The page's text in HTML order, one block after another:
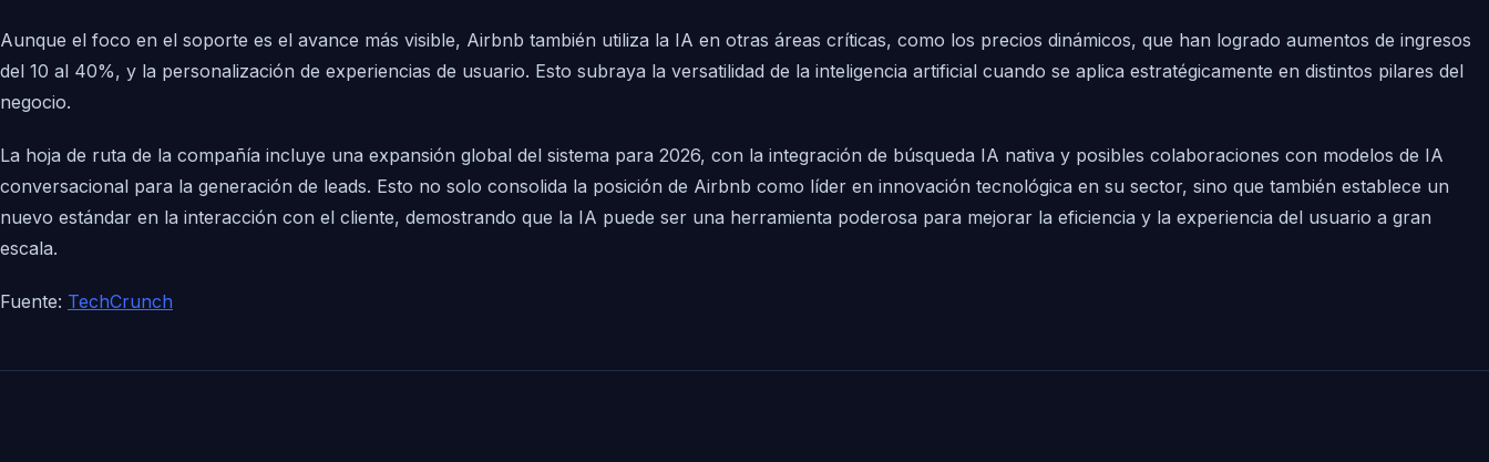
Aunque el foco en el soporte es el avance más visible, Airbnb también utiliza la IA en otras áreas críticas, como los precios dinámicos, que han logrado aumentos de ingresos
del 10 al 40%, y la personalización de experiencias de usuario. Esto subraya la versatilidad de la inteligencia artificial cuando se aplica estratégicamente en distintos pilares del
negocio.
La hoja de ruta de la compañía incluye una expansión global del sistema para 2026, con la integración de búsqueda IA nativa y posibles colaboraciones con modelos de IA
conversacional para la generación de leads. Esto no solo consolida la posición de Airbnb como líder en innovación tecnológica en su sector, sino que también establece un
nuevo estándar en la interacción con el cliente, demostrando que la IA puede ser una herramienta poderosa para mejorar la eficiencia y la experiencia del usuario a gran
escala.
Fuente: TechCrunch